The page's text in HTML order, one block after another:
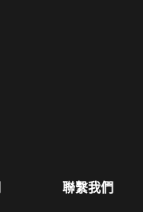
聯繫我們